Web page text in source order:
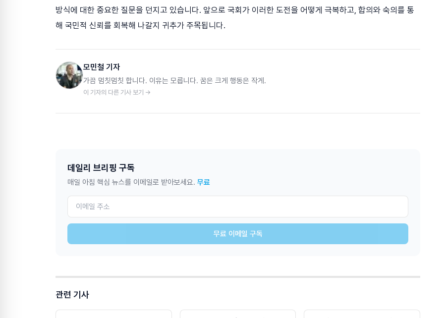
방식에 대한 중요한 질문을 던지고 있습니다. 앞으로 국회가 이러한 도전을 어떻게 극복하고, 합의와 숙의를 통
해 국민적 신뢰를 회복해 나갈지 귀추가 주목됩니다.
모민철 기자
가끔 멈칫멈칫 합니다. 이유는 모릅니다. 꿈은 크게 행동은 작게.
이 기자의 다른 기사 보기 →
데일리 브리핑 구독
매일 아침 핵심 뉴스를 이메일로 받아보세요. 무료
무료 이메일 구독
관련 기사